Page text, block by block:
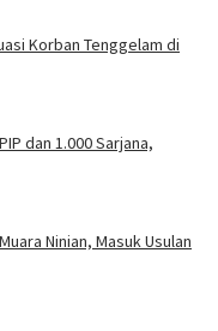
Korban Tenggelam di
dan 1.000 Sarjana,
Ninian, Masuk Usulan